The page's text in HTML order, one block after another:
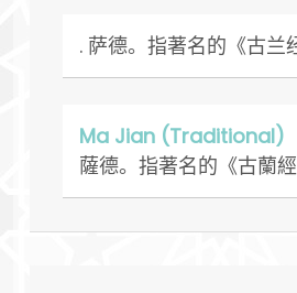
. 萨德。指著名的《古兰
Ma Jian (Traditional)
薩德。指著名的《古蘭經